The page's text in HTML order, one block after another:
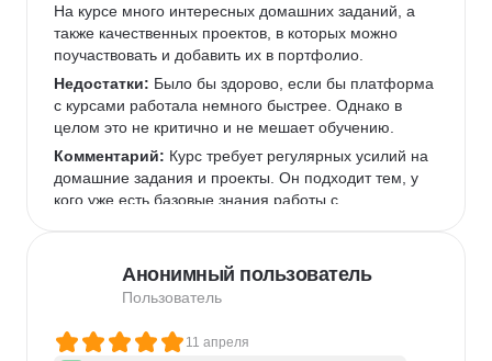
На курсе много интересных домашних заданий, а
также качественных проектов, в которых можно
поучаствовать и добавить их в портфолио.
Недостатки: Было бы здорово, если бы платформа
с курсами работала немного быстрее. Однако в
целом это не критично и не мешает обучению.
Комментарий: Курс требует регулярных усилий на
домашние задания и проекты. Он подходит тем, у
кого уже есть базовые знания работы с
Анонимный пользователь
Пользователь
11 апреля